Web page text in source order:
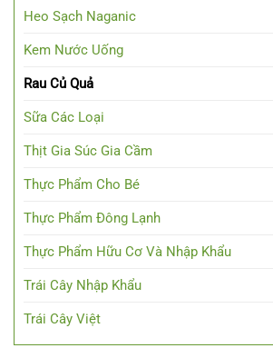
Heo Sạch Naganic
Kem Nước Uống
Rau Củ Quả
Sữa Các Loại
Thịt Gia Súc Gia Cầm
Thực Phẩm Cho Bé
Thực Phẩm Đông Lạnh
Thực Phẩm Hữu Cơ Và Nhập Khẩu
Trái Cây Nhập Khẩu
Trái Cây Việt